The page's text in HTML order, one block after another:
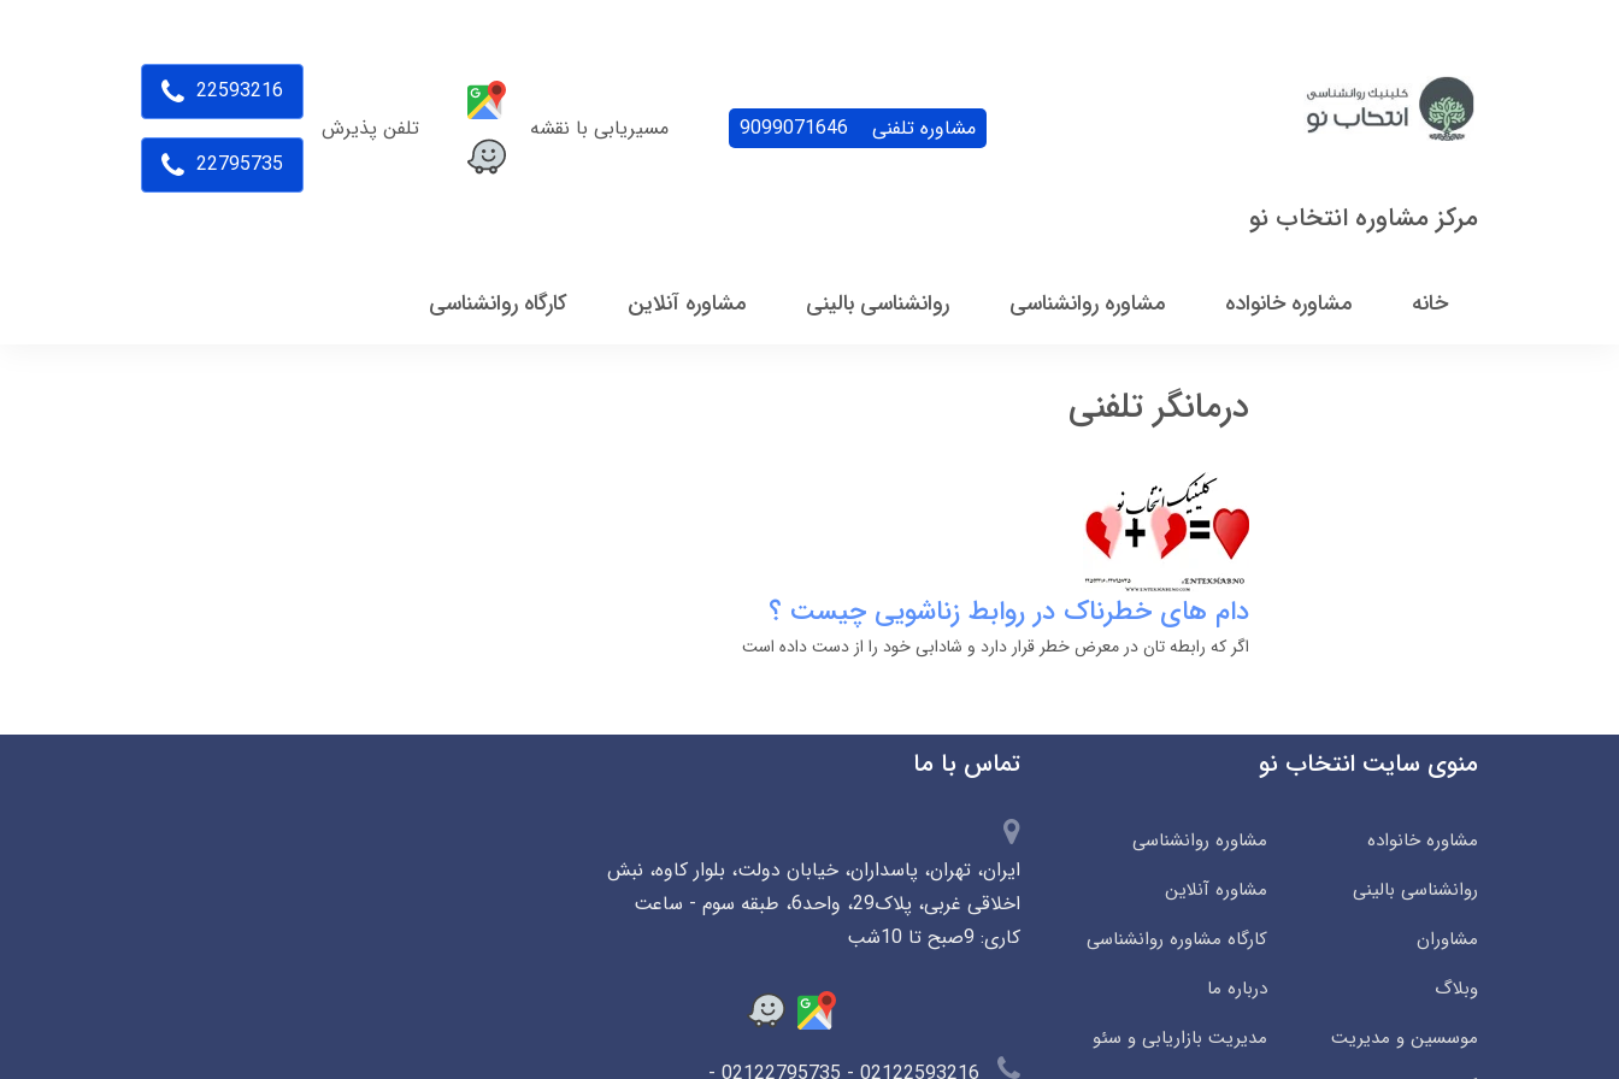
مرکز مشاوره انتخاب نو
مشاوره تلفنی 9099071646 مسیریابی با نقشه تلفن پذیرش
22593216
22795735
خانه مشاوره خانواده مشاوره روانشناسی روانشناسی بالینی مشاوره آنلاین کارگاه روانشناسی
درمانگر تلفنی
دام های خطرناک در روابط زناشویی چیست ؟
اگر که رابطه تان در معرض خطر قرار دارد و شادابی خود را از دست داده است
منوی سایت انتخاب نو
مشاوره خانواده
مشاوره روانشناسی
روانشناسی بالینی
مشاوره آنلاین
مشاوران
کارگاه مشاوره روانشناسی
وبلاگ
درباره ما
موسسین و مدیریت
مدیریت بازاریابی و سئو
تماس با ما
ایران، تهران، پاسداران، خیابان دولت، بلوار کاوه، نبش
اخلاقی غربی، پلاک29، واحد6، طبقه سوم - ساعت
کاری: 9صبح تا 10شب